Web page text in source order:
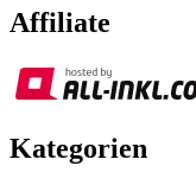
Affiliate
Kategorien